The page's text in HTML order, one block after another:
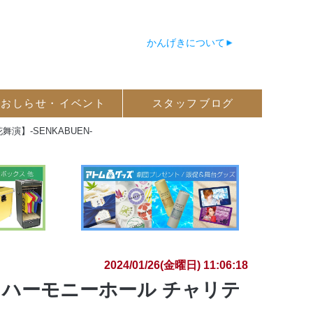
かんげきについて
おしらせ・ イベント スタッフ ブログ
演】‐SENKABUEN‐
2024/01/26(金曜日) 11:06:18
ーモニーホール チャリテ